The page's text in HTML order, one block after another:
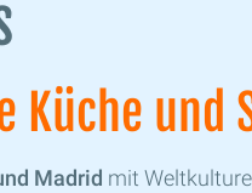
Küche und
Madrid mit